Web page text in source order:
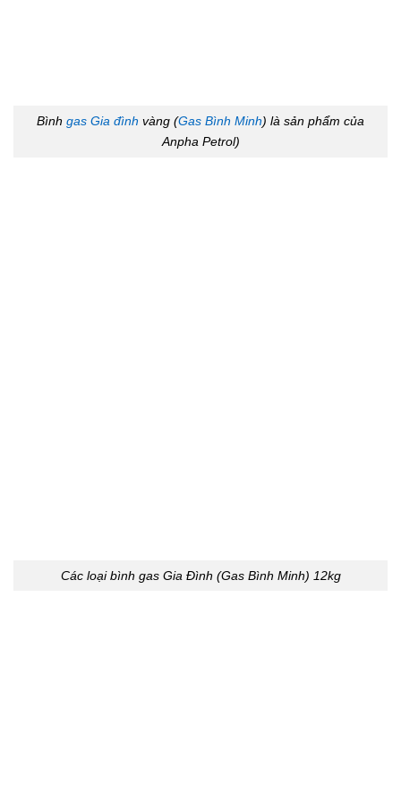
Bình gas Gia đình vàng (Gas Bình Minh) là sản phẩm của
Anpha Petrol)
Các loại bình gas Gia Đình (Gas Bình Minh) 12kg